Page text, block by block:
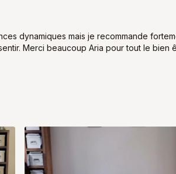
dynamiques mais je recommande
Merci beaucoup Aria pour tout le bien